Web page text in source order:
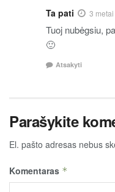
Ta pati 3
Tuoj nubėgsiu,
🙂
Atsakyti
Parašykite
El. pašto adresas nebus
Komentaras *